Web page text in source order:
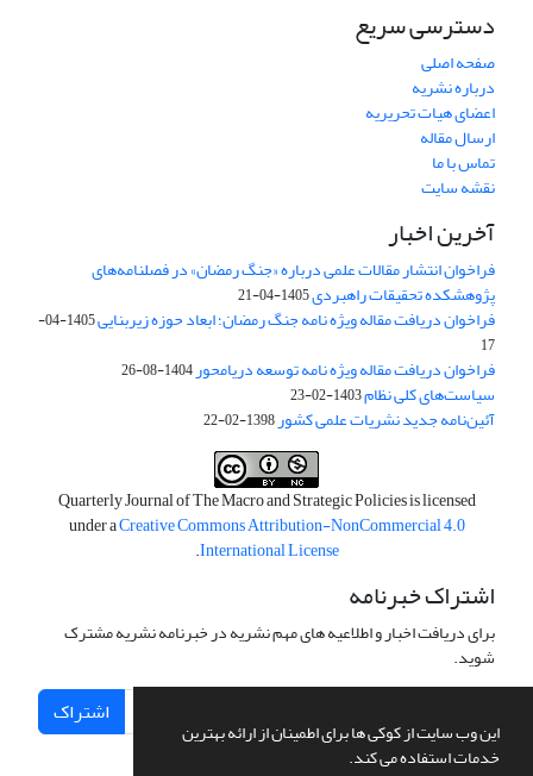
این وب سایت از کوکی ها برای اطمینان از ارائه بهترین
خدمات استفاده می کند.
دسترسی سریع
صفحه اصلی
درباره نشریه
اعضای هیات تحریریه
ارسال مقاله
تماس با ما
نقشه سایت
آخرین اخبار
فراخوان انتشار مقالات علمی درباره «جنگ رمضان» در فصلنامه‌های
پژوهشکده تحقیقات راهبردی1405-04-21
فراخوان دریافت مقاله ویژه نامه جنگ رمضان؛ ابعاد حوزه زیربنایی
1405-04-
17
فراخوان دریافت مقاله ویژه نامه توسعه دریامحور1404-08-26
سیاست‌های کلی نظام1403-02-23
آئین‌نامه جدید نشریات علمی کشور1398-02-22
Quarterly Journal of The Macro and Strategic Policies is licensed
under aCreative Commons Attribution-NonCommercial 4.0
International License
.
اشتراک خبرنامه
برای دریافت اخبار و اطلاعیه های مهم نشریه در خبرنامه نشریه مشترک
شوید.
اشتراک